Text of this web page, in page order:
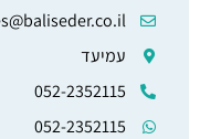
עמיעד
052-2352115
052-2352115